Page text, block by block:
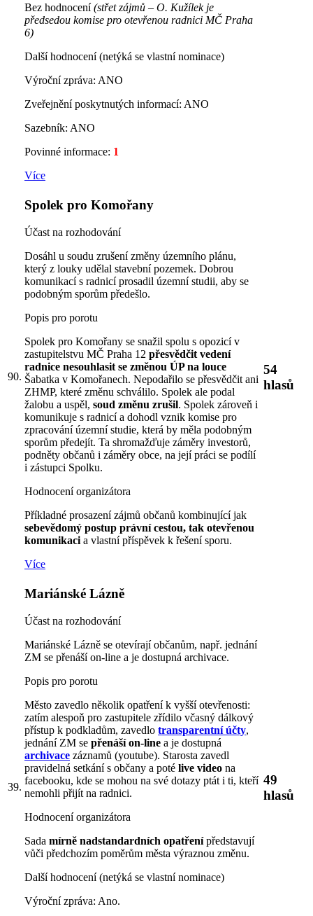
Bez hodnocení(střet zájmů – O. Kužílek je
předsedou komise pro otevřenou radnici MČ Praha
6)
Další hodnocení (netýká se vlastní nominace)
Výroční zpráva: ANO
Zveřejnění poskytnutých informací: ANO
Sazebník: ANO
Povinné informace: 1
Více
90.
Spolek pro Komořany
Účast na rozhodování
Dosáhl u soudu zrušení změny územního plánu,
který z louky udělal stavební pozemek. Dobrou
komunikací s radnicí prosadil územní studii, aby se
podobným sporům předešlo.
Popis pro porotu
Spolek pro Komořany se snažil spolu s opozicí v
zastupitelstvu MČ Praha 12 přesvědčit vedení
radnice nesouhlasit se změnou ÚP na louce
Šabatka v Komořanech. Nepodařilo se přesvědčit ani
ZHMP, které změnu schválilo. Spolek ale podal
žalobu a uspěl, soud změnu zrušil. Spolek zároveň i
komunikuje s radnicí a dohodl vznik komise pro
zpracování územní studie, která by měla podobným
sporům předejít. Ta shromažďuje záměry investorů,
podněty občanů i záměry obce, na její práci se podílí
i zástupci Spolku.
Hodnocení organizátora
Příkladné prosazení zájmů občanů kombinující jak
sebevědomý postup právní cestou, tak otevřenou
komunikaci a vlastní příspěvek k řešení sporu.
Více
54
hlasů
39.
Mariánské Lázně
Účast na rozhodování
Mariánské Lázně se otevírají občanům, např. jednání
ZM se přenáší on-line a je dostupná archivace.
Popis pro porotu
Město zavedlo několik opatření k vyšší otevřenosti:
zatím alespoň pro zastupitele zřídilo včasný dálkový
přístup k podkladům, zavedlo transparentní účty,
jednání ZM se přenáší on-line a je dostupná
archivace záznamů (youtube). Starosta zavedl
pravidelná setkání s občany a poté live video na
facebooku, kde se mohou na své dotazy ptát i ti, kteří
nemohli přijít na radnici.
Hodnocení organizátora
Sada mírně nadstandardních opatřenípředstavují
vůči předchozím poměrům města výraznou změnu.
Další hodnocení (netýká se vlastní nominace)
Výroční zpráva: Ano.
49
hlasů